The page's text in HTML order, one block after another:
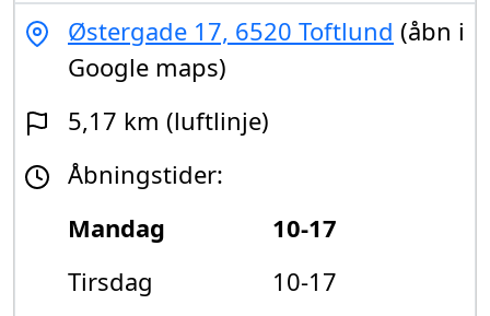
Østergade 17, 6520 Toftlund (åbn i
Google maps)
5,17 km (luftlinje)
Åbningstider:
Mandag
10-17
Tirsdag
10-17